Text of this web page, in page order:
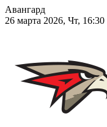
Авангард
26 марта 2026, Чт, 16:30